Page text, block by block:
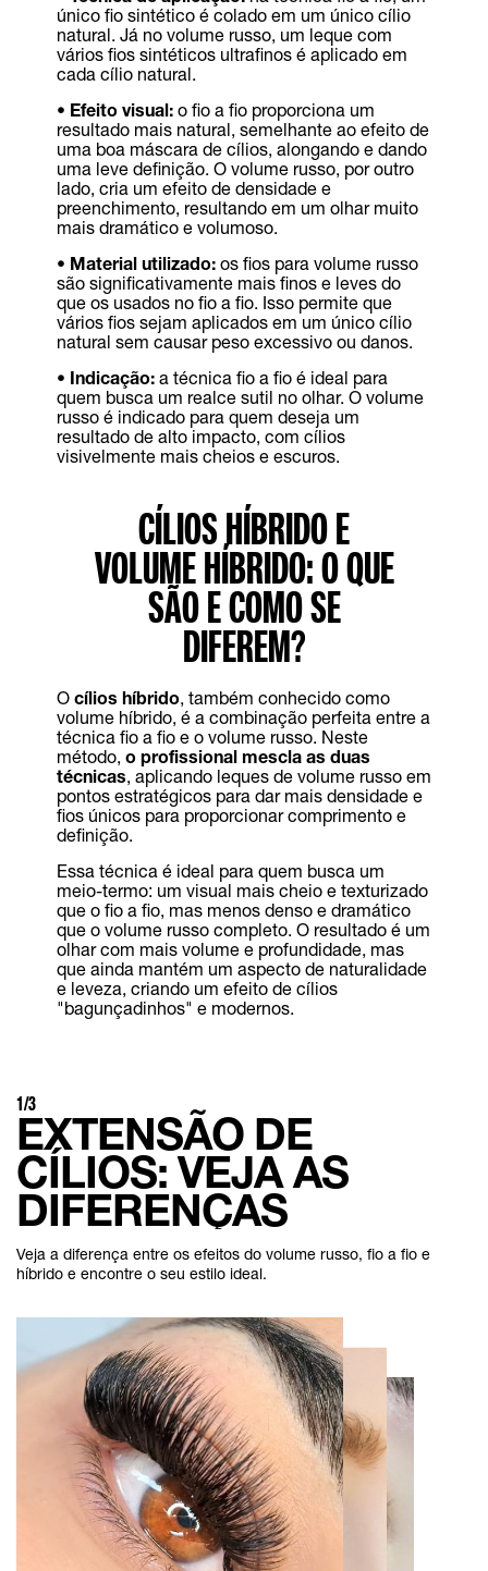
único fio sintético é colado em um único cílio
natural. Já no volume russo, um leque com
vários fios sintéticos ultrafinos é aplicado em
cada cílio natural.
• Efeito visual:o fio a fio proporciona um
resultado mais natural, semelhante ao efeito de
uma boa máscara de cílios, alongando e dando
uma leve definição. O volume russo, por outro
lado, cria um efeito de densidade e
preenchimento, resultando em um olhar muito
mais dramático e volumoso.
• Material utilizado:os fios para volume russo
são significativamente mais finos e leves do
que os usados no fio a fio. Isso permite que
vários fios sejam aplicados em um único cílio
natural sem causar peso excessivo ou danos.
• Indicação:a técnica fio a fio é ideal para
quem busca um realce sutil no olhar. O volume
russo é indicado para quem deseja um
resultado de alto impacto, com cílios
visivelmente mais cheios e escuros.
CÍLIOS HÍBRIDO E
VOLUME HÍBRIDO: O QUE
SÃO E COMO SE
DIFEREM?
O cílios híbrido, também conhecido como
volume híbrido, é a combinação perfeita entre a
técnica fio a fio e o volume russo. Neste
método, o profissional mescla as duas
técnicas, aplicando leques de volume russo em
pontos estratégicos para dar mais densidade e
fios únicos para proporcionar comprimento e
definição.
Essa técnica é ideal para quem busca um
meio-termo: um visual mais cheio e texturizado
que o fio a fio, mas menos denso e dramático
que o volume russo completo. O resultado é um
olhar com mais volume e profundidade, mas
que ainda mantém um aspecto de naturalidade
e leveza, criando um efeito de cílios
"bagunçadinhos" e modernos.
1/3
EXTENSÃO DE
CÍLIOS: VEJA AS
DIFERENÇAS
Veja a diferença entre os efeitos do volume russo, fio a fio e
híbrido e encontre o seu estilo ideal.